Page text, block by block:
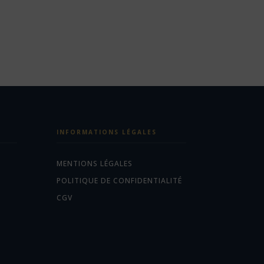
INFORMATIONS LÉGALES
MENTIONS LÉGALES
POLITIQUE DE CONFIDENTIALITÉ
CGV